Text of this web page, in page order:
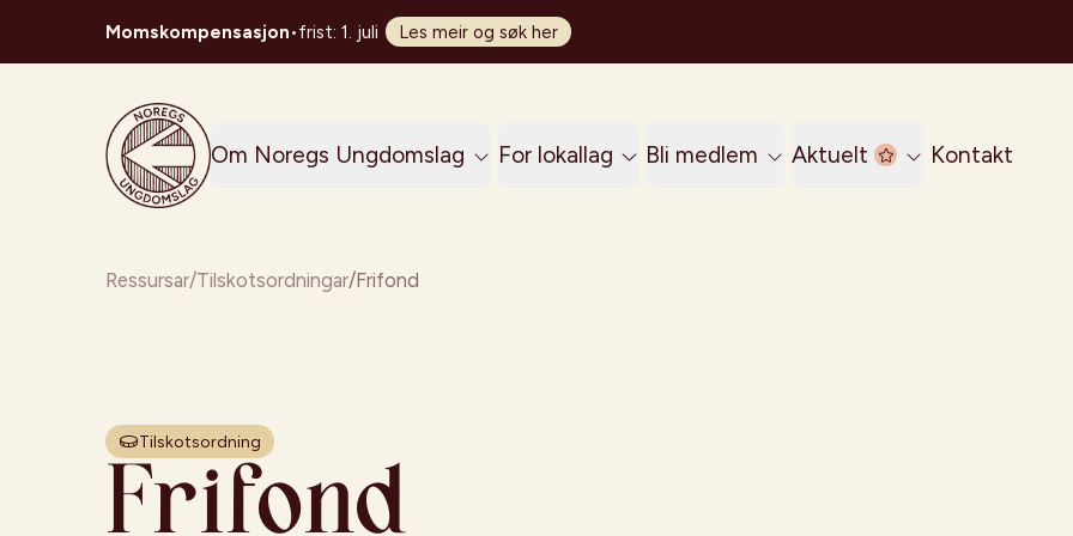
Momskompensasjon•frist: 1. juli Les meir og søk her
Noregs Ungdomslag
Om Noregs Ungdomslag For lokallag Bli medlem Aktuelt Kontakt
Ressursar/Tilskotsordningar/Frifond
Tilskotsordning
Frifond